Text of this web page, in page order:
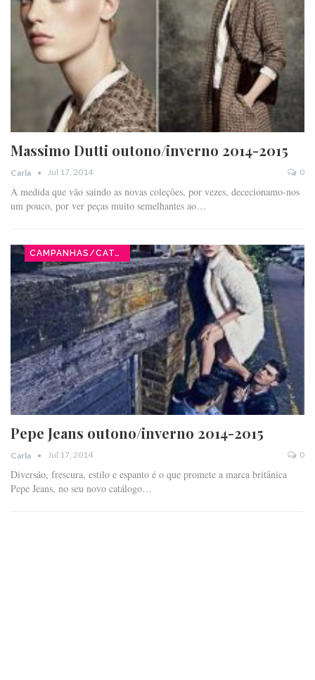
Massimo Dutti outono/inverno 2014-2015
Carla Jul 17, 2014 0
À medida que vão saindo as novas coleções, por vezes, dececionamo-nos
um pouco, por ver peças muito semelhantes ao…
CAMPANHAS/CATÁLOGOS
Pepe Jeans outono/inverno 2014-2015
Carla Jul 17, 2014 0
Diversão, frescura, estilo e espanto é o que promete a marca britânica
Pepe Jeans, no seu novo catálogo…